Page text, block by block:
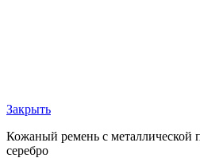
Закрыть
Кожаный ремень с металлической
серебро